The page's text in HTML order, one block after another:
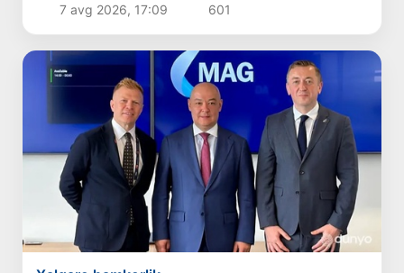
7 avg 2026, 17:09 601